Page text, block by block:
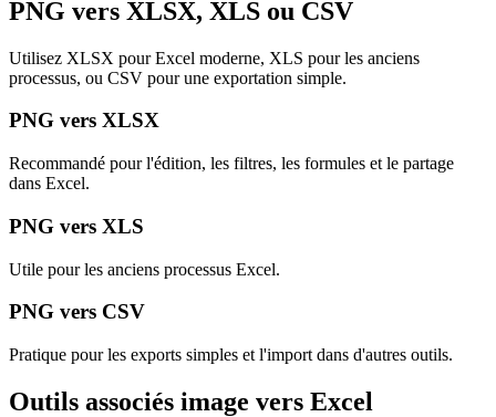
PNG vers XLSX, XLS ou CSV
Utilisez XLSX pour Excel moderne, XLS pour les anciens
processus, ou CSV pour une exportation simple.
PNG vers XLSX
Recommandé pour l'édition, les filtres, les formules et le partage
dans Excel.
PNG vers XLS
Utile pour les anciens processus Excel.
PNG vers CSV
Pratique pour les exports simples et l'import dans d'autres outils.
Outils associés image vers Excel